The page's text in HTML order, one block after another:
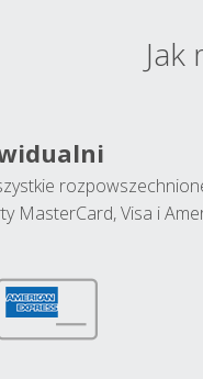
Jak
MasterCard, Visa i